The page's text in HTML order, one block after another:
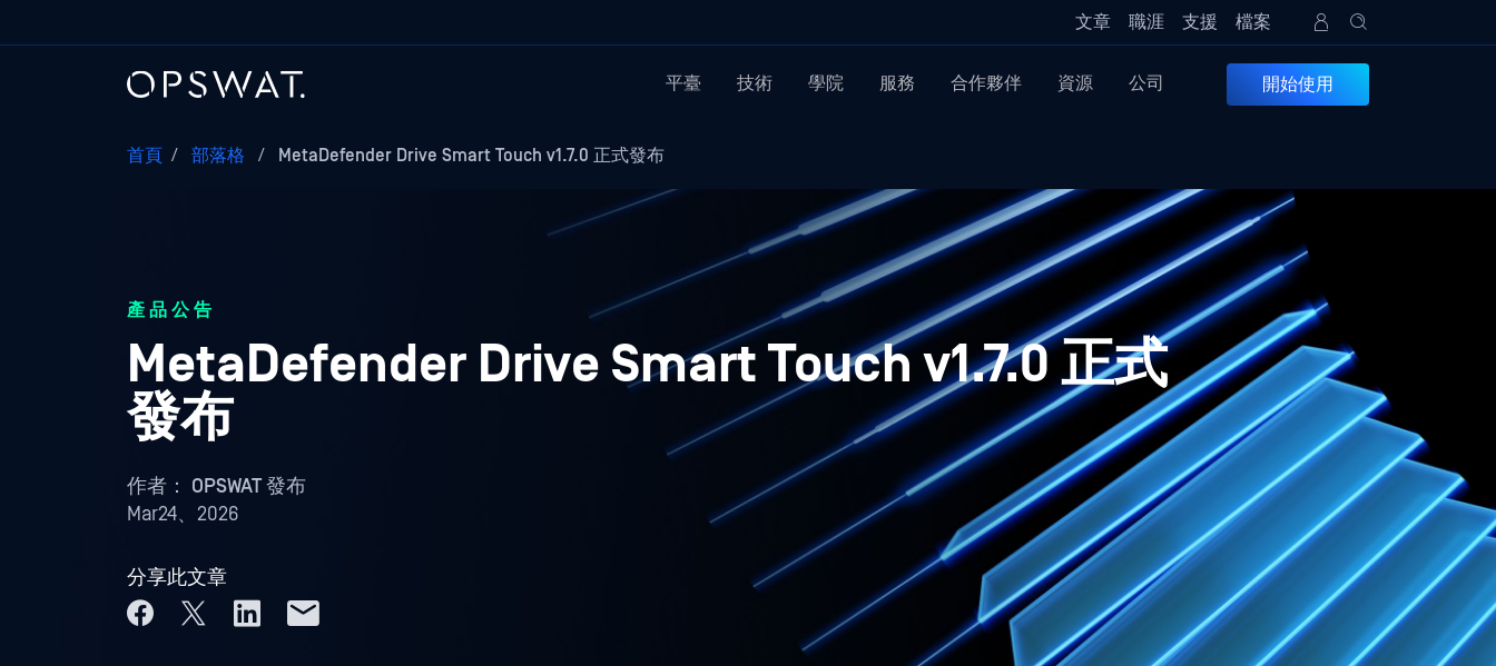
文章 職涯 支援 檔案
平臺 技術 學院 服務 合作夥伴 資源 公司 開始使用
首頁 / 部落格 / MetaDefender Drive Smart Touch v1.7.0 正式發布
產品公告
MetaDefender Drive Smart Touch v1.7.0 正式
發布
作者： OPSWAT 發布
Mar24、2026
分享此文章